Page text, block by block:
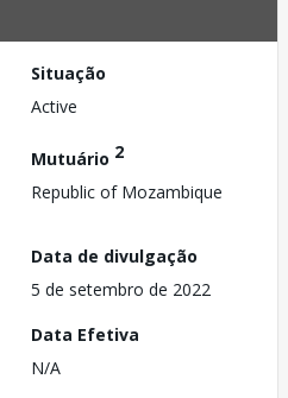
Situação
Active
Mutuário 2
Republic of Mozambique
Data de divulgação
5 de setembro de 2022
Data Efetiva
N/A